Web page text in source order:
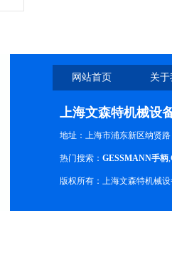
网站首页 关
上海文森特机械设
地址：上海市浦东新区纳贤路
热门搜索： GESSMANN手柄,
版权所有：上海文森特机械